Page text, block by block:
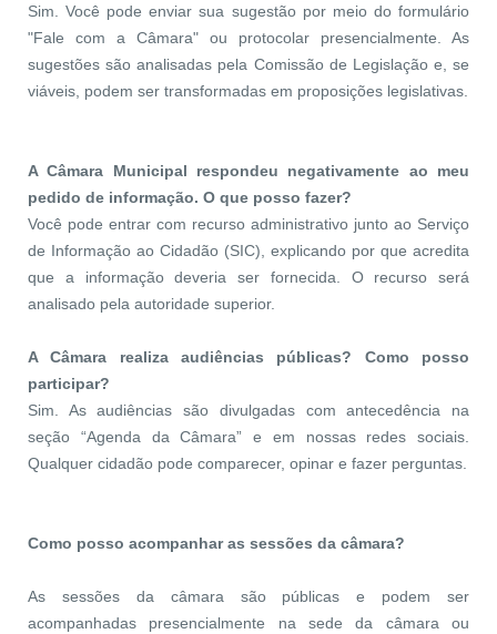
Sim. Você pode enviar sua sugestão por meio do formulário
"Fale com a Câmara" ou protocolar presencialmente. As
sugestões são analisadas pela Comissão de Legislação e, se
viáveis, podem ser transformadas em proposições legislativas.
A Câmara Municipal respondeu negativamente ao meu
pedido de informação. O que posso fazer?
Você pode entrar com recurso administrativo junto ao Serviço
de Informação ao Cidadão (SIC), explicando por que acredita
que a informação deveria ser fornecida. O recurso será
analisado pela autoridade superior.
A Câmara realiza audiências públicas? Como posso
participar?
Sim. As audiências são divulgadas com antecedência na
seção “Agenda da Câmara” e em nossas redes sociais.
Qualquer cidadão pode comparecer, opinar e fazer perguntas.
Como posso acompanhar as sessões da câmara?
As sessões da câmara são públicas e podem ser
acompanhadas presencialmente na sede da câmara ou